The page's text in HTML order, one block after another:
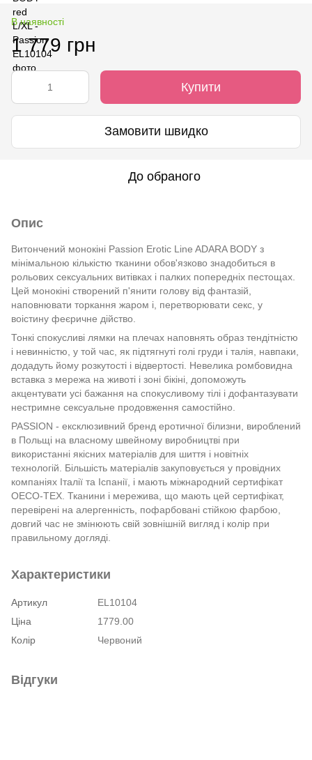
В наявності
1 779 грн
Купити
Замовити швидко
До обраного
Опис
Витончений монокіні Passion Erotic Line ADARA BODY з
мінімальною кількістю тканини обов'язково знадобиться в
рольових сексуальних витівках і палких попередніх пестощах.
Цей монокіні створений п'янити голову від фантазій,
наповнювати торкання жаром і, перетворювати секс, у
воістину феєричне дійство.
Тонкі спокусливі лямки на плечах наповнять образ тендітністю
і невинністю, у той час, як підтягнуті голі груди і талія, навпаки,
додадуть йому розкутості і відвертості. Невелика ромбовидна
вставка з мережа на животі і зоні бікіні, допоможуть
акцентувати усі бажання на спокусливому тілі і дофантазувати
нестримне сексуальне продовження самостійно.
PASSION - ексклюзивний бренд еротичної білизни, вироблений
в Польщі на власному швейному виробництві при
використанні якісних матеріалів для шиття і новітніх
технологій. Більшість матеріалів закуповується у провідних
компаніях Італії та Іспанії, і мають міжнародний сертифікат
OECO-TEX. Тканини і мережива, що мають цей сертифікат,
перевірені на алергенність, пофарбовані стійкою фарбою,
довгий час не змінюють свій зовнішній вигляд і колір при
правильному догляді.
Характеристики
Артикул
EL10104
Ціна
1779.00
Колір
Червоний
Відгуки